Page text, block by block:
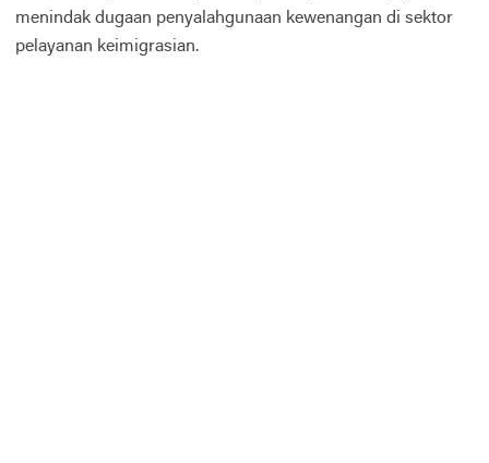
menindak dugaan penyalahgunaan kewenangan di sektor
pelayanan keimigrasian.